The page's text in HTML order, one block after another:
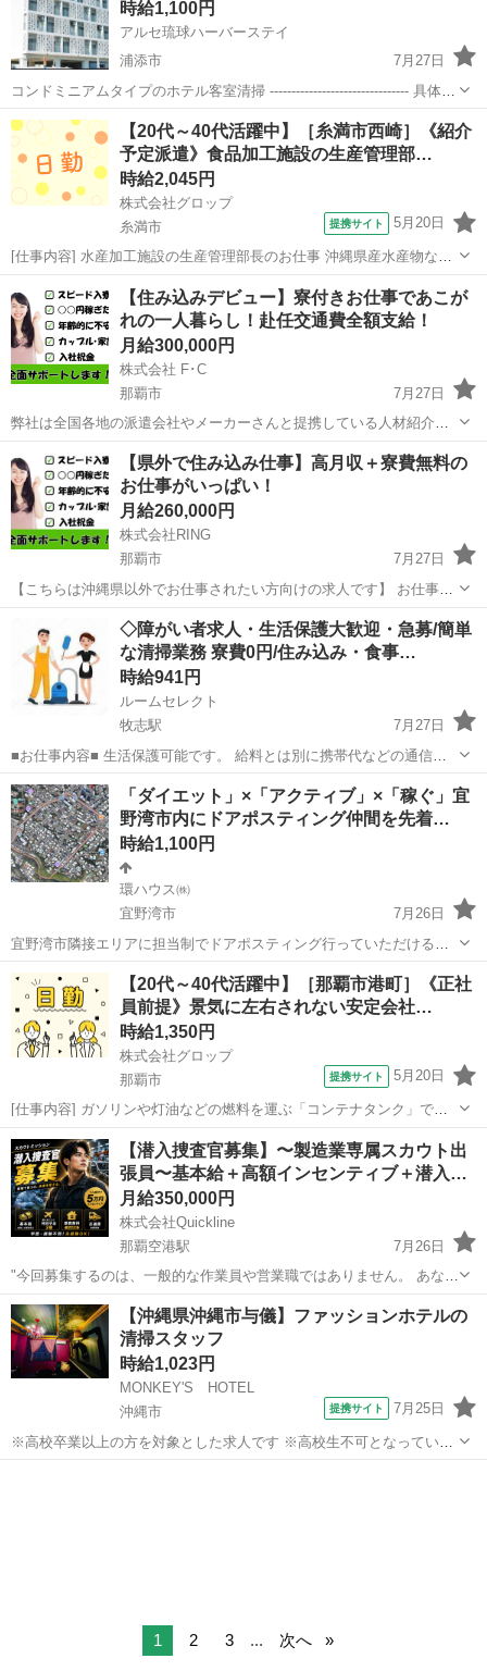
掃（1室）を1... 時給1,100円
アルセ琉球ハーバーステイ
浦添市
7月27日
コンドミニアムタイプのホテル客室清掃 -------------------------------- 具体的
には、 ＊ベッドメイキング ＊水回りを含めたお部屋全体の清掃・整理
＊アメニティの補充など ---...
沖縄 浦添市 清掃
【20代～40代活躍中】［糸満市西崎］《紹介
予定派遣》食品加工施設の生産管理部…
時給2,045円
株式会社グロップ
糸満市
提携サイト 5月20日
[仕事内容] 水産加工施設の生産管理部長のお仕事 沖縄県産水産物など
の製造、生産、販売などをおこなう施設です！ まぐろの買付No. 1 の
企業！安心して働けます◎ 正社員前提の派遣制度なのでスキルアップ
も目指せます！ 【...
工場
【住み込みデビュー】寮付きお仕事であこが
れの一人暮らし！赴任交通費全額支給！
月給300,000円
株式会社 F･C
那覇市
7月27日
弊社は全国各地の派遣会社やメーカーさんと提携している人材紹介会
社です。 ■こちらは沖縄県以外でお仕事を探されてる方向けの求人で
す■ ・他県で働きたい！ ・寮に入って1人暮らししたい！ ・とにかく
稼げるお仕事に...
沖縄 工場 住み込み
【県外で住み込み仕事】高月収＋寮費無料の
お仕事がいっぱい！
月給260,000円
株式会社RING
那覇市
7月27日
【こちらは沖縄県以外でお仕事されたい方向けの求人です】 お仕事探
しでお困りの方いませんか？？ 弊社が全力でサポートします！ 家具家
電付きワンルーム寮完備！ 寮費補助・寮費無料のお仕事多数！ カップ
ル寮・家族...
工場 無料
◇障がい者求人・生活保護大歓迎・急募/簡単
な清掃業務 寮費0円/住み込み・食事…
時給941円
ルームセレクト
牧志駅
7月27日
■お仕事内容■ 生活保護可能です。 給料とは別に携帯代などの通信
費 上限 20000円 交通費 上限 20000円まで支給可能。 当事業所
は福岡県により指定を受けている障害福祉サービス事業「グループホ
ーム」です...
沖縄 那覇市 牧志駅 清掃 生活保護
「ダイエット」×「アクティブ」×「稼ぐ」宜
野湾市内にドアポスティング仲間を先着…
時給1,100円
環ハウス㈱
宜野湾市
7月26日
宜野湾市隣接エリアに担当制でドアポスティング行っていただける仲
間を先着順で緊急募集いたします。！！ 以下が応募手順となります。
①氏名： ②ご住所： ③業務開始日時： ④集合ポストではなくドアポ
スト...
宜野湾市 ポスティング 写真撮影
【20代～40代活躍中】［那覇市港町］《正社
員前提》景気に左右されない安定会社…
時給1,350円
株式会社グロップ
那覇市
提携サイト 5月20日
[仕事内容] ガソリンや灯油などの燃料を運ぶ「コンテナタンク」で
す。 人々の生活に欠かせないエネルギーを、一滴も漏らさず、安全に
届ける。 あなたの溶接ひとつが、地域の安定した物流を支える「最後
の砦」となります。 工場内でタ...
沖縄 那覇市 工場
【潜入捜査官募集】〜製造業専属スカウト出
張員〜基本給＋高額インセンティブ＋潜入…
月給350,000円
株式会社Quickline
那覇空港駅
7月26日
"今回募集するのは、一般的な作業員や営業職ではありません。 あなた
のミッションは、全国の「自動車メーカー」や「半導体メーカー」の
製造現場に潜入就業し、当社に必要な人材を見つけ出してスカウトす
ることです！ 人材紹介のノウハ...
沖縄 那覇市 那覇空港駅 工場
【沖縄県沖縄市与儀】ファッションホテルの
清掃スタッフ
時給1,023円
MONKEY'S HOTEL
沖縄市
提携サイト 7月25日
※高校卒業以上の方を対象とした求人です ※高校生不可となっている
のでご注意ください ・イオンモール沖縄ライカム近くの職場です！ ・
1 2 3 ... 次へ